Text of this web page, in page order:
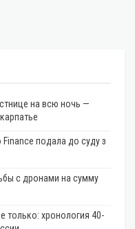
на всю ночь —
подала до суду з
с дронами на сумму
только: хронология 40-